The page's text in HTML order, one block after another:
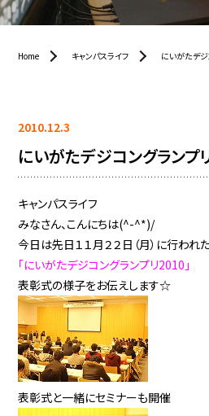
Home キャンパスライフ にいがたデ
2010.12.3
にいがたデジコングラン
キャンパスライフ
みなさん、こんにちは(^-^*)/
今日は先日１１月２２日（月）に行われ
「にいがたデジコングランプリ2010」
表彰式の様子をお伝えします☆
表彰式と一緒にセミナーも開催